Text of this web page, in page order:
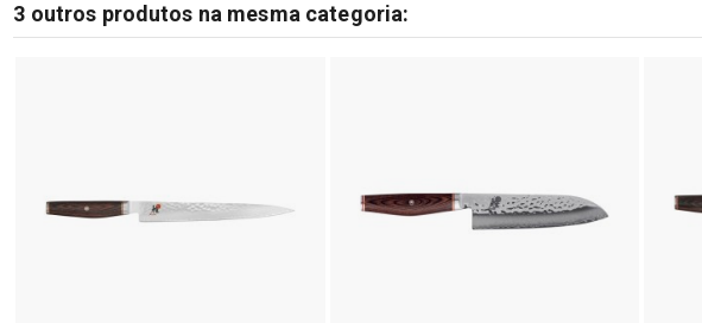
3 outros produtos na mesma categoria: